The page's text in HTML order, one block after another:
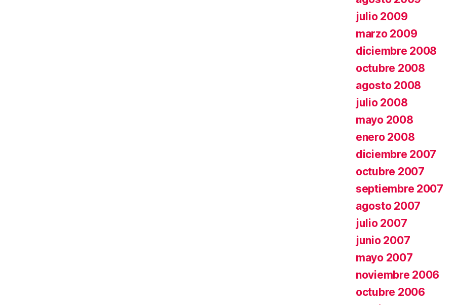
julio 2009
marzo 2009
diciembre 2008
octubre 2008
agosto 2008
julio 2008
mayo 2008
enero 2008
diciembre 2007
octubre 2007
septiembre 2007
agosto 2007
julio 2007
junio 2007
mayo 2007
noviembre 2006
octubre 2006